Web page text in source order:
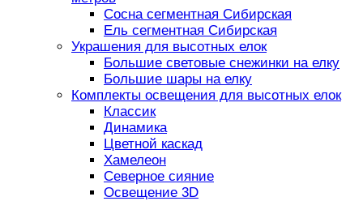
Сосна сегментная Сибирская
Ель сегментная Сибирская
Украшения для высотных елок
Большие световые снежинки на елку
Большие шары на елку
Комплекты освещения для высотных елок
Классик
Динамика
Цветной каскад
Хамелеон
Северное сияние
Освещение 3D